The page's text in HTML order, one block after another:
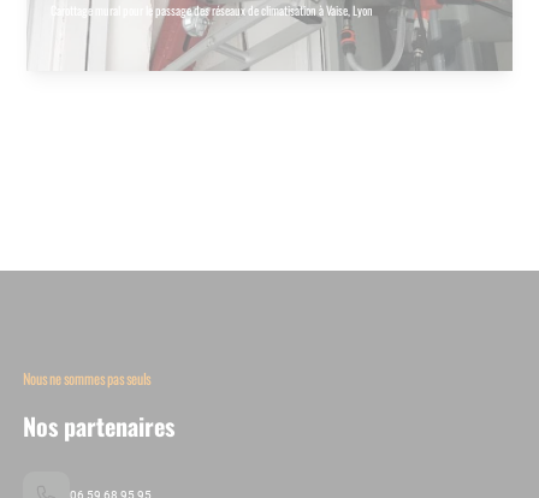
Carottage mural pour le passage des réseaux de climatisation à Vaise, Lyon
Nous ne sommes pas seuls
Nos partenaires